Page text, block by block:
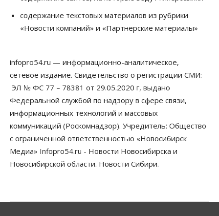
Новосибирской области, но режима ЧС не будет
07 Августа 2026, 10:00
выстраивают системы защиты от атак БПЛА
07 Августа 2026, 09:00
По «Сибэлектротерму» выдали исполнительные
листы на полмиллиарда рублей
07 Августа 2026, 08:00
Бизнес Власть Медицина Общество
Искусственный интеллект предлагают
привлекать к разработке новых лекарств в
России
содержание текстовых материалов из рубрики
«Новости компаний» и «Партнерские материалы»
infopro54.ru — информационно-аналитическое,
сетевое издание. Свидетельство о регистрации СМИ:
ЭЛ № ФС 77 – 78381 от 29.05.2020 г, выдано
Федеральной службой по надзору в сфере связи,
информационных технологий и массовых
коммуникаций (Роскомнадзор). Учредитель: Общество
с ограниченной ответственностью «Новосибирск
Медиа» Infopro54.ru - Новости Новосибирска и
Новосибирской области. Новости Сибири.